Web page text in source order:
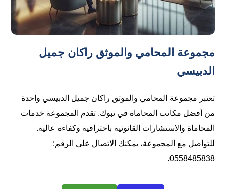
مجموعة المحامي والموثق راكان جميل
الدبيسي
تعتبر مجموعة المحامي والموثق راكان جميل الدبيسي واحدة
من أفضل مكاتب المحاماة في تبوك. تقدم المجموعة خدمات
المحاماة والاستشارات القانونية باحترافية وكفاءة عالية.
للتواصل مع المجموعة، يمكنك الاتصال على الرقم:
⁦0558485838⁩.